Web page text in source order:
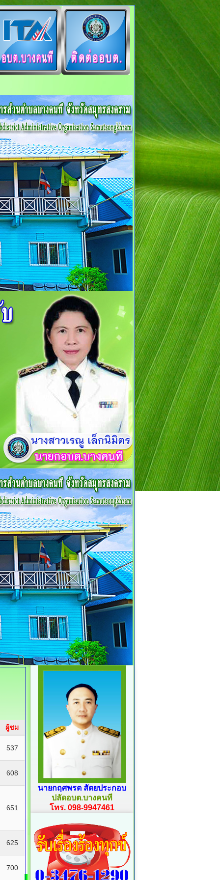
ผู้ชม
537
608
651
625
700
นายกฤศพรต สัตยประกอบ
ปลัดอบต.บางคนที
โทร. 098-9947461